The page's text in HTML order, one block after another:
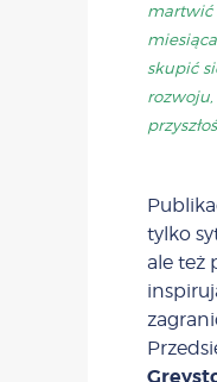
martwić
skupić
tylko
ale też